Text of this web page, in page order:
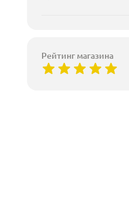
Рейтинг магазина